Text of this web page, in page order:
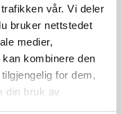
vår. Vi deler
bruker nettstedet
medier,
kombinere den
for dem,
din bruk av